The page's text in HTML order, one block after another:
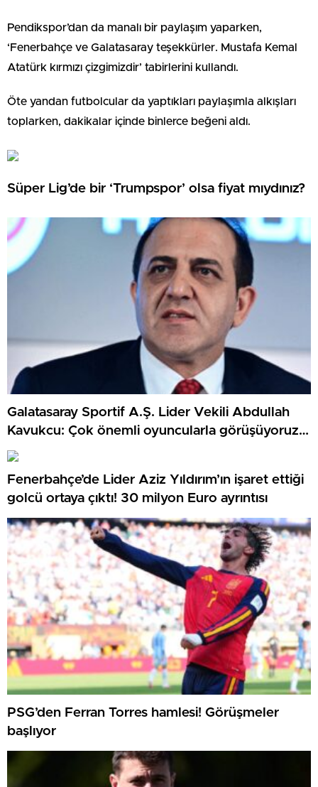
Pendikspor’dan da manalı bir paylaşım yaparken,
‘Fenerbahçe ve Galatasaray teşekkürler. Mustafa Kemal
Atatürk kırmızı çizgimizdir’ tabirlerini kullandı.
Öte yandan futbolcular da yaptıkları paylaşımla alkışları
toplarken, dakikalar içinde binlerce beğeni aldı.
Süper Lig’de bir ‘Trumpspor’ olsa fiyat mıydınız?
Galatasaray Sportif A.Ş. Lider Vekili Abdullah
Kavukcu: Çok önemli oyuncularla görüşüyoruz,
para harcayacağız
Fenerbahçe’de Lider Aziz Yıldırım’ın işaret ettiği
golcü ortaya çıktı! 30 milyon Euro ayrıntısı
PSG’den Ferran Torres hamlesi! Görüşmeler
başlıyor